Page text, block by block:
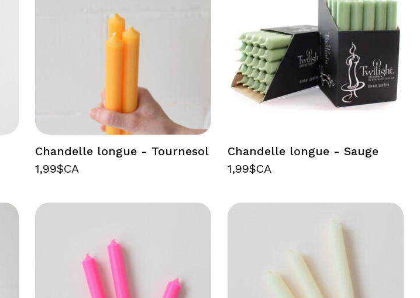
Chandelle longue - Tournesol
1,99$CA
Chandelle longue - Sauge
1,99$CA